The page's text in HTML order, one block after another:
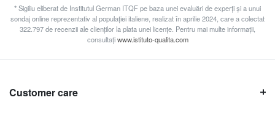
* Sigiliu eliberat de Institutul German ITQF pe baza unei evaluări de experți și a unui
sondaj online reprezentativ al populației italiene, realizat în aprilie 2024, care a colectat
322.797 de recenzii ale clienților la plata unei licențe. Pentru mai multe informații,
consultațiwww.istituto-qualita.com
Customer care